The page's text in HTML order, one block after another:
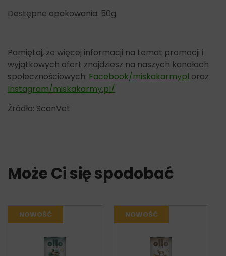
Dostępne opakowania: 50g
Pamiętaj, że więcej informacji na temat promocji i
wyjątkowych ofert znajdziesz na naszych kanałach
społecznościowych: Facebook/miskakarmypl oraz
Instagram/miskakarmy.pl/
Źródło: ScanVet
Może Ci się spodobać